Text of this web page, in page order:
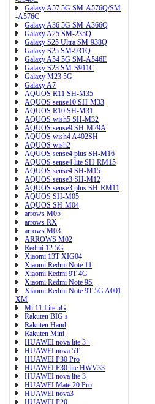
Galaxy A57 5G SM-A576Q/SM
-A576C
Galaxy A36 5G SM-A366Q
Galaxy A25 SM-235Q
Galaxy S25 Ultra SM-938Q
Galaxy S25 SM-931Q
Galaxy A54 5G SM-A546E
Galaxy S23 SM-S911C
Galaxy M23 5G
Galaxy A7
AQUOS R11 SH-M35
AQUOS sense10 SH-M33
AQUOS R10 SH-M31
AQUOS wish5 SH-M32
AQUOS sense9 SH-M29A
AQUOS wish4 A402SH
AQUOS wish2
AQUOS sense4 plus SH-M16
AQUOS sense4 lite SH-RM15
AQUOS sense4 SH-M15
AQUOS sense3 SH-M12
AQUOS sense3 plus SH-RM11
AQUOS SH-M05
AQUOS SH-M04
arrows M05
arrows RX
arrows M03
ARROWS M02
Redmi 12 5G
Xiaomi 13T XIG04
Xiaomi Redmi Note 11
Xiaomi Redmi 9T 4G
Xiaomi Redmi Note 9S
Xiaomi Redmi Note 9T 5G A001
XM
Mi 11 Lite 5G
Rakuten BIG s
Rakuten Hand
Rakuten Mini
HUAWEI nova lite 3+
HUAWEI nova 5T
HUAWEI P30 Pro
HUAWEI P30 lite HWV33
HUAWEI nova lite 3
HUAWEI Mate 20 Pro
HUAWEI nova3
HUAWEI P20